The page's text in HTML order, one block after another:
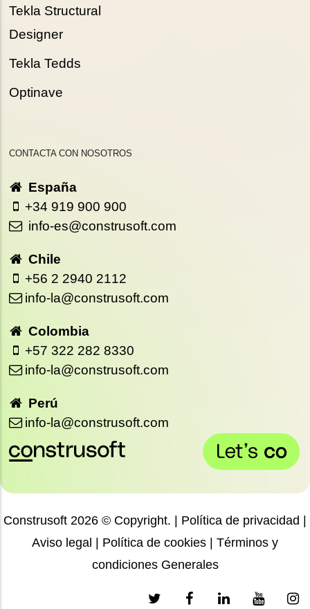
Tekla Structural
Designer
Tekla Tedds
Optinave
CONTACTA CON NOSOTROS
España
+34 919 900 900
info-es@construsoft.com
Chile
+56 2 2940 2112
info-la@construsoft.com
Colombia
+57 322 282 8330
info-la@construsoft.com
Perú
info-la@construsoft.com
Construsoft 2026 © Copyright. | Política de privacidad |
Aviso legal | Política de cookies | Términos y
condiciones Generales